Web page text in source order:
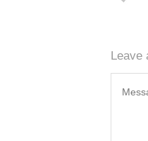
Leave